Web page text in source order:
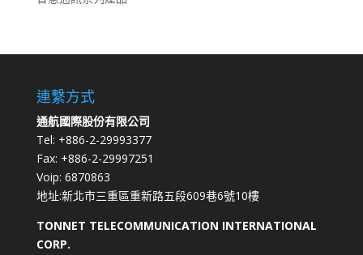
連繫方式
通航國際股份有限公司
Tel: +886-2-29993377
Fax: +886-2-29997251
Voip: 6870863
地址:新北市三重區重新路五段609巷6號10樓
TONNET TELECOMMUNICATION INTERNATIONAL
CORP.